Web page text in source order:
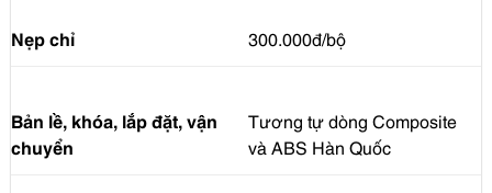
Nẹp chỉ 300.000đ/bộ
Bản lề, khóa, lắp đặt, vận
chuyển
Tương tự dòng Composite
và ABS Hàn Quốc